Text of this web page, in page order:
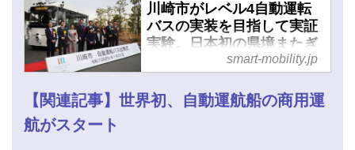
川崎市がレベル4自動運転
バスの実装を目指して実証
実験。日本初の県境またぎ
のルートを設定 - スマート
smart-mobility.jp
【関連記事】世界初、自動運航船の商用運
航がスタート